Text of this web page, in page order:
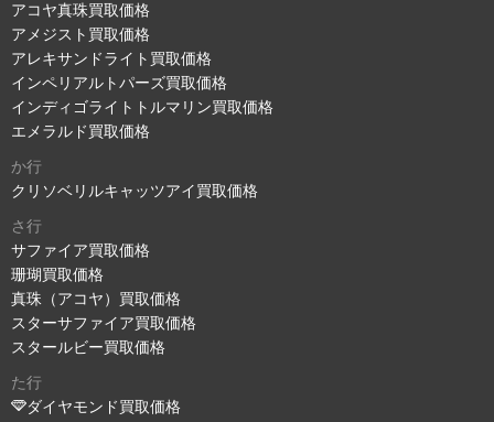
アコヤ真珠買取価格
アメジスト買取価格
アレキサンドライト買取価格
インペリアルトパーズ買取価格
インディゴライトトルマリン買取価格
エメラルド買取価格
か行
クリソベリルキャッツアイ買取価格
さ行
サファイア買取価格
珊瑚買取価格
真珠（アコヤ）買取価格
スターサファイア買取価格
スタールビー買取価格
た行
ダイヤモンド買取価格